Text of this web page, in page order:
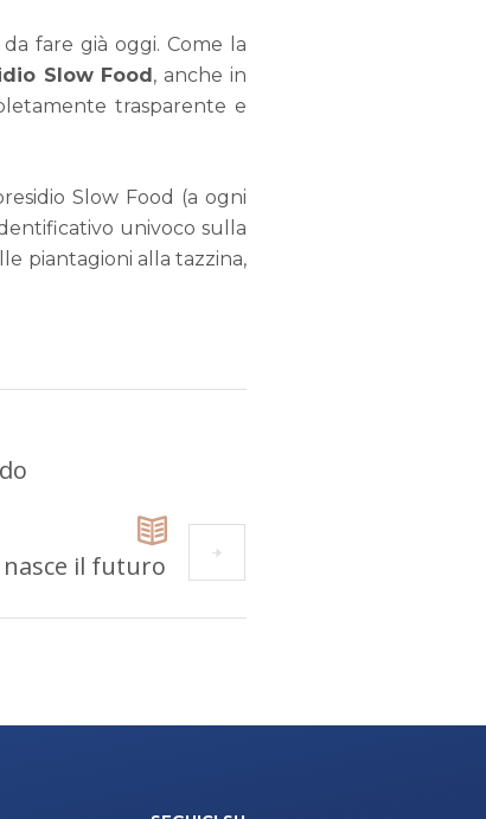
fare già oggi. Come la
Slow Food, anche in
trasparente e
Slow Food (a ogni
univoco sulla
piantagioni alla tazzina,
il futuro